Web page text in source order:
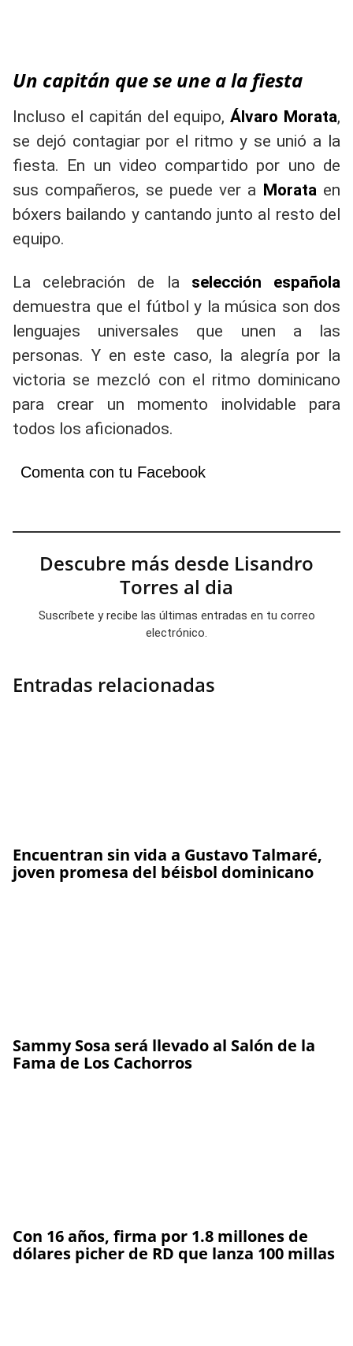
Un capitán que se une a la fiesta
Incluso el capitán del equipo,Álvaro Morata,
se dejó contagiar por el ritmo y se unió a la
fiesta. En un video compartido por uno de
sus compañeros, se puede ver a Morata en
bóxers bailando y cantando junto al resto del
equipo.
La celebración de la selección española
demuestra que el fútbol y la música son dos
lenguajes universales que unen a las
personas. Y en este caso, la alegría por la
victoria se mezcló con el ritmo dominicano
para crear un momento inolvidable para
todos los aficionados.
Comenta con tu Facebook
Descubre más desde Lisandro
Torres al dia
Suscríbete y recibe las últimas entradas en tu correo
electrónico.
Entradas relacionadas
Encuentran sin vida a Gustavo Talmaré,
joven promesa del béisbol dominicano
Sammy Sosa será llevado al Salón de la
Fama de Los Cachorros
Con 16 años, firma por 1.8 millones de
dólares picher de RD que lanza 100 millas